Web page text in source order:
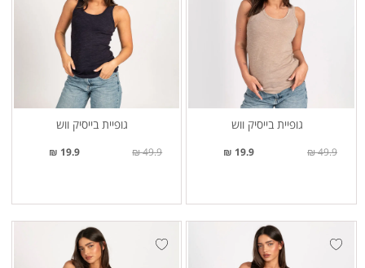
גופיית בייסיק ווש
19.9 ₪ 49.9 ₪
גופיית בייסיק ווש
19.9 ₪ 49.9 ₪